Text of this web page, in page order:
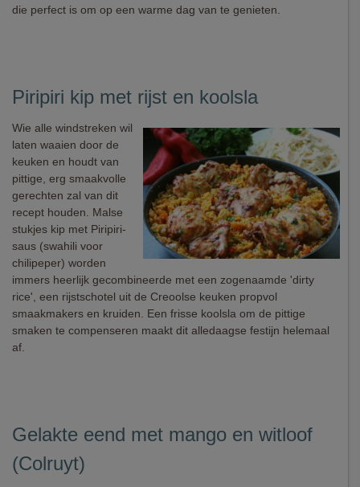
die perfect is om op een warme dag van te genieten.
Piripiri kip met rijst en koolsla
Wie alle windstreken wil
laten waaien door de
keuken en houdt van
pittige, erg smaakvolle
gerechten zal van dit
recept houden. Malse
stukjes kip met Piripiri-
saus (swahili voor
chilipeper) worden
immers heerlijk gecombineerde met een zogenaamde 'dirty
rice', een rijstschotel uit de Creoolse keuken propvol
smaakmakers en kruiden. Een frisse koolsla om de pittige
smaken te compenseren maakt dit alledaagse festijn helemaal
af.
Gelakte eend met mango en witloof
(Colruyt)